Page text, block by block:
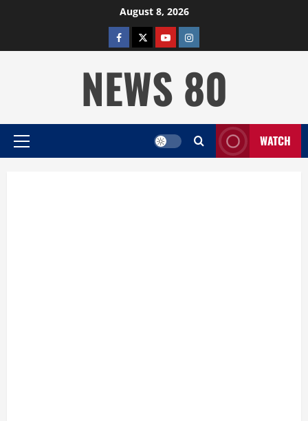
August 8, 2026
facebooktwitterYOUTUBE
instagram
NEWS 80
Primary
WATCH